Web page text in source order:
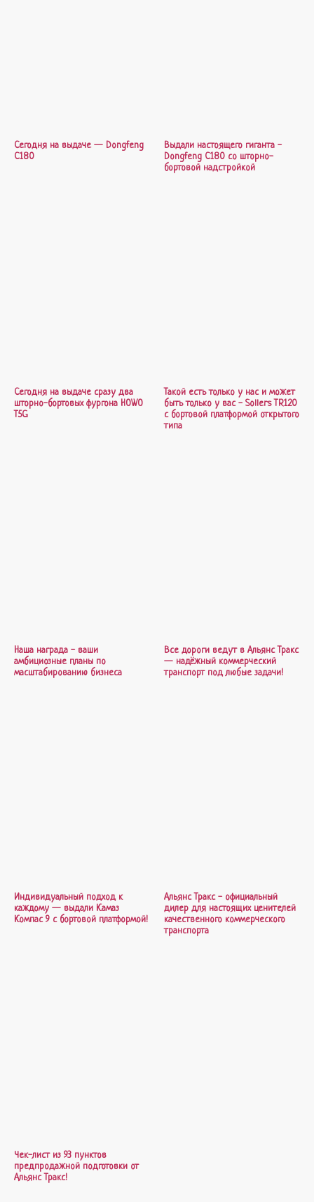
Сегодня на выдаче — Dongfeng
C180
Выдали настоящего гиганта -
Dongfeng C180 со шторно-
бортовой надстройкой
Сегодня на выдаче сразу два
шторно-бортовых фургона HOWO
T5G
Такой есть только у нас и может
быть только у вас - Sollers TR120
с бортовой платформой открытого
типа
Наша награда - ваши
амбициозные планы по
масштабированию бизнеса
Все дороги ведут в Альянс Тракс
— надёжный коммерческий
транспорт под любые задачи!
Индивидуальный подход к
каждому — выдали Камаз
Компас 9 с бортовой платформой!
Альянс Тракс - официальный
дилер для настоящих ценителей
качественного коммерческого
транспорта
Чек-лист из 93 пунктов
предпродажной подготовки от
Альянс Тракс!